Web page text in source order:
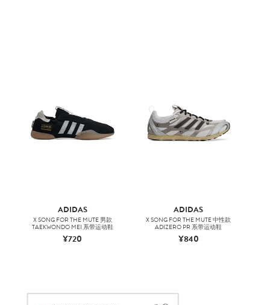
ADIDAS
X SONG FOR THE MUTE 男款
TAEKWONDO MEI 系带运动鞋
¥720
ADIDAS
X SONG FOR THE MUTE 中性款
ADIZERO PR 系带运动鞋
¥840